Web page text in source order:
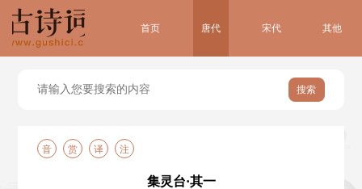
首页 唐代 宋代 其他
搜索
音 赏 译 注
集灵台·其一